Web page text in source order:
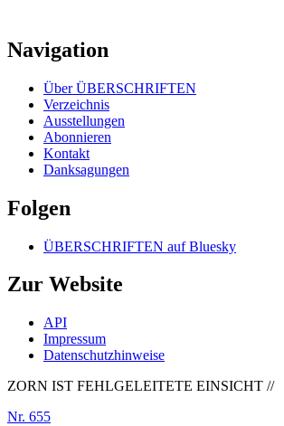
Navigation
Über ÜBERSCHRIFTEN
Verzeichnis
Ausstellungen
Abonnieren
Kontakt
Danksagungen
Folgen
ÜBERSCHRIFTEN auf Bluesky
Zur Website
API
Impressum
Datenschutzhinweise
ZORN IST FEHLGELEITETE EINSICHT //
Nr. 655